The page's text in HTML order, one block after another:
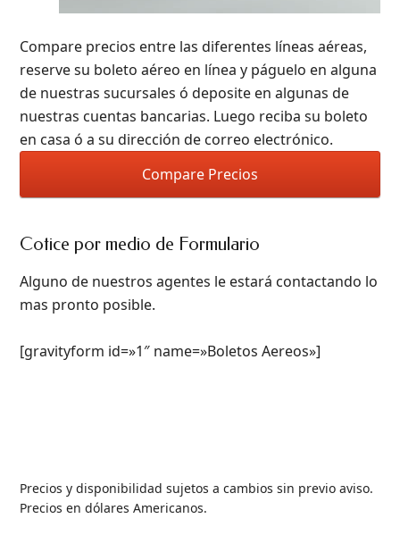
Compare precios entre las diferentes líneas aéreas,
reserve su boleto aéreo en línea y páguelo en alguna
de nuestras sucursales ó deposite en algunas de
nuestras cuentas bancarias. Luego reciba su boleto
en casa ó a su dirección de correo electrónico.
Compare Precios
Cotice por medio de Formulario
Alguno de nuestros agentes le estará contactando lo
mas pronto posible.
[gravityform id=»1″ name=»Boletos Aereos»]
Precios y disponibilidad sujetos a cambios sin previo aviso.
Precios en dólares Americanos.